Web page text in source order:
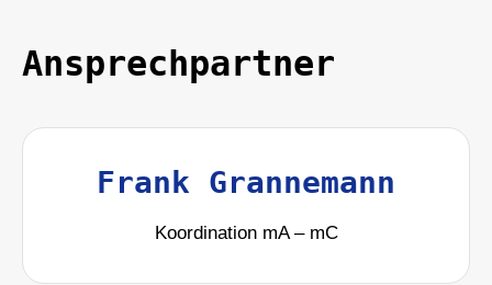
Ansprechpartner
Frank Grannemann
Koordination mA – mC